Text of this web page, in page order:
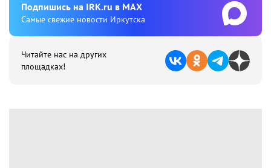
Подпишиcь на IRK.ru в MAX
Cамые свежие новости Иркутска
Читайте нас на других
площадках!